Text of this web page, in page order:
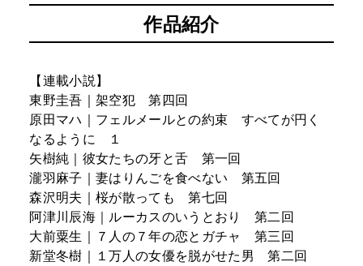
作品紹介
【連載小説】
東野圭吾｜架空犯 第四回
原田マハ｜フェルメールとの約束 すべてが円く
なるように １
矢樹純｜彼女たちの牙と舌 第一回
瀧羽麻子｜妻はりんごを食べない 第五回
森沢明夫｜桜が散っても 第七回
阿津川辰海｜ルーカスのいうとおり 第二回
大前粟生｜７人の７年の恋とガチャ 第三回
新堂冬樹｜１万人の女優を脱がせた男 第二回